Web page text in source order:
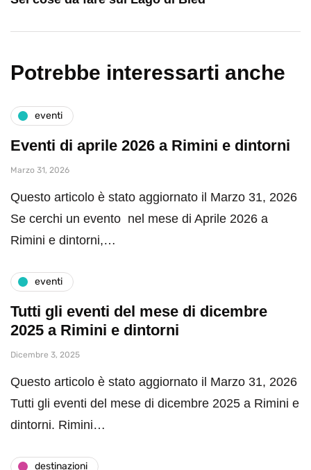
Potrebbe interessarti anche
eventi
Eventi di aprile 2026 a Rimini e dintorni
Marzo 31, 2026
Questo articolo è stato aggiornato il Marzo 31, 2026
Se cerchi un evento nel mese di Aprile 2026 a
Rimini e dintorni,…
eventi
Tutti gli eventi del mese di dicembre
2025 a Rimini e dintorni
Dicembre 3, 2025
Questo articolo è stato aggiornato il Marzo 31, 2026
Tutti gli eventi del mese di dicembre 2025 a Rimini e
dintorni. Rimini…
destinazioni